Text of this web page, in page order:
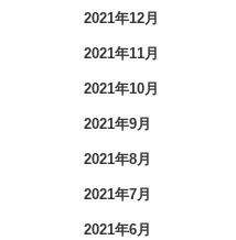
2021年12月
2021年11月
2021年10月
2021年9月
2021年8月
2021年7月
2021年6月